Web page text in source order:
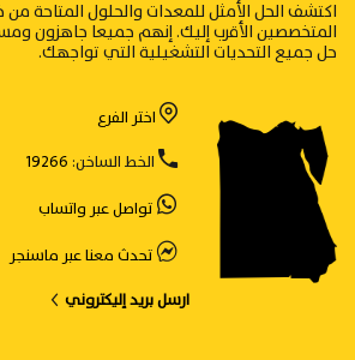
اكتشف الحل الأمثل للمعدات والحلول المتاحة من
المتخصصين الأقرب إليك. إنهم جميعا جاهزون
حل جميع التحديات التشغيلية التي تواجهك.
اختر الفرع
الخط الساخن: 19266
تواصل عبر واتساب
تحدث معنا عبر ماسنجر
ارسل بريد إليكتروني